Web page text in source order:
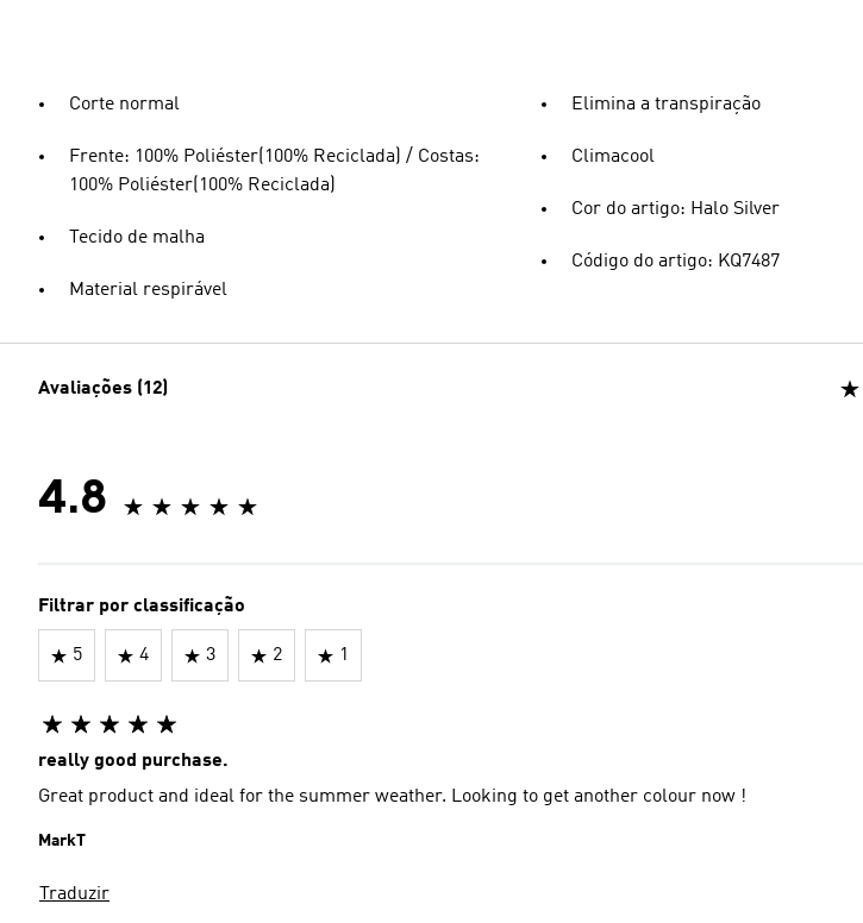
Corte normal
Frente: 100% Poliéster(100% Reciclada) / Costas:
100% Poliéster(100% Reciclada)
Tecido de malha
Material respirável
Elimina a transpiração
Climacool
Cor do artigo: Halo Silver
Código do artigo: KQ7487
Avaliações (12)
4.8
Filtrar por classificação
5 4 3 2 1
really good purchase.
Great product and ideal for the summer weather. Looking to get another colour now !
MarkT
Traduzir